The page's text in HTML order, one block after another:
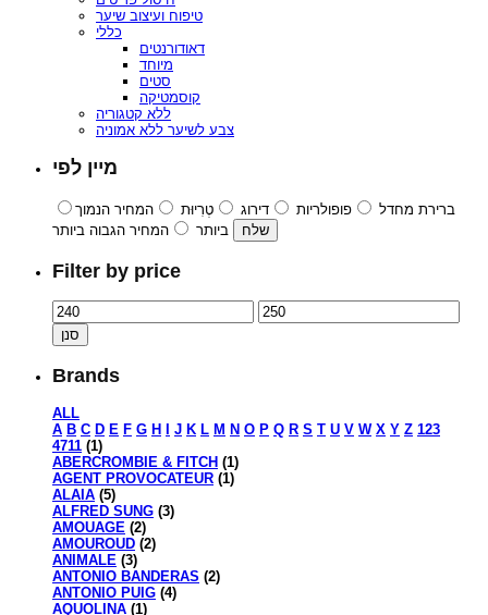
טיפוח ועיצוב שיער
כללי
דאודורנטים
מיוחד
סטים
קוסמטיקה
ללא קטגוריה
צבע לשיער ללא אמוניה
מיין לפי
ברירת מחדל פופולריות דירוג טְרִיוּת
המחיר הנמוך
ביותר
המחיר הגבוה ביותר
Filter by price
סנן
Brands
ALL
A B C D E F G H J K L M N O P Q R S T U V W X Y Z 123
4711 (1)
ABERCROMBIE & FITCH (1)
AGENT PROVOCATEUR (1)
ALAIA (5)
ALFRED SUNG (3)
AMOUAGE (2)
AMOUROUD (2)
ANIMALE (3)
ANTONIO BANDERAS (2)
ANTONIO PUIG (4)
AQUOLINA (1)